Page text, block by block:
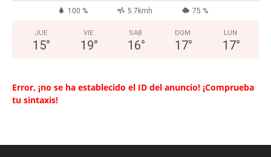
100 % 5.7kmh 75 %
JUE
15°
VIE
19°
SAB
16°
DOM
17°
LUN
17°
Error, ¡no se ha establecido el ID del anuncio! ¡Comprueba
tu sintaxis!